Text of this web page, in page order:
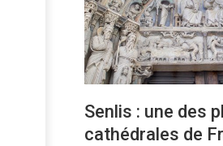
Senlis : une des
cathédrales de